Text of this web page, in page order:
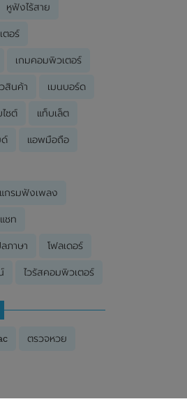
หูฟังไร้สาย
อร์
เกมคอมพิวเตอร์
สินค้า เมนบอร์ด
ไซต์ แท็บเล็ต
ด์ แอพมือถือ
กรมฟังเพลง
ชท
ภาษา โฟลเดอร์
ไวรัสคอมพิวเตอร์
ตรวจหวย